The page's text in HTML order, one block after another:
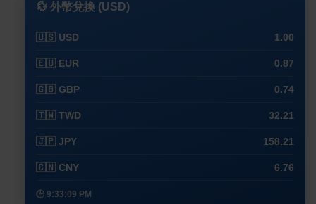
💱 外幣兌換 (USD)
🇺🇸 USD 1.00
🇪🇺 EUR 0.87
🇬🇧 GBP 0.74
🇹🇼 TWD 32.21
🇯🇵 JPY 158.21
🇨🇳 CNY 6.76
🕒 9:33:09 PM